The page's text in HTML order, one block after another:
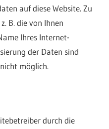
auf diese Website. Zu
B. die von Ihnen
Ihres Internet-
der Daten sind
möglich.
durch die